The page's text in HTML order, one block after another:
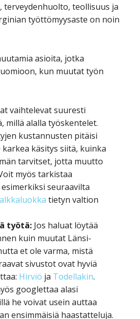
teollisuus ja
työttömyysaste on noin
asioita, jotka
kun muutat työn
vaihtelevat suuresti
millä alalla työskentelet.
kustannusten pitäisi
käsitys siitä, kuinka
tarvitset, jotta muutto
myös tarkistaa
seuraavilta
tietyn valtion
työtä: Jos haluat löytää
kuin muutat Länsi-
et ole varma, mistä
sivustot ovat hyviä
Hirviö ja Todellakin.
googlettaa alasi
he voivat usein auttaa
ensimmäisiä haastatteluja.